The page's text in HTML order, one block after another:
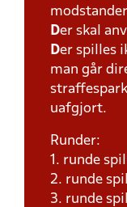
Der skal
Der spilles
man går
uafgjort.
Runder:
1. runde
2. runde
3. runde